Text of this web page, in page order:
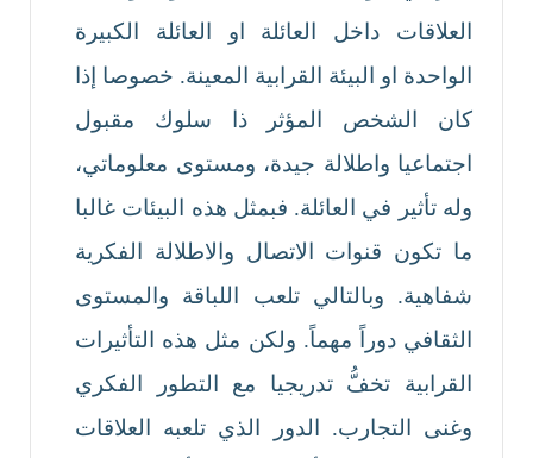
العلاقات داخل العائلة او العائلة الكبيرة
الواحدة او البيئة القرابية المعينة. خصوصا إذا
كان الشخص المؤثر ذا سلوك مقبول
اجتماعيا واطلالة جيدة، ومستوى معلوماتي،
وله تأثير في العائلة. فبمثل هذه البيئات غالبا
ما تكون قنوات الاتصال والاطلالة الفكرية
شفاهية. وبالتالي تلعب اللباقة والمستوى
الثقافي دوراً مهماً. ولكن مثل هذه التأثيرات
القرابية تخفُّ تدريجيا مع التطور الفكري
وغنى التجارب. الدور الذي تلعبه العلاقات